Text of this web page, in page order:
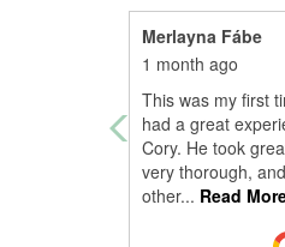
Merlayna Fábe
1 month ago
This was my first
had a great
Cory. He took
very thorough,
other... Read